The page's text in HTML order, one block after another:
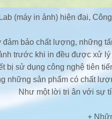
(máy in ảnh) hiện đại,
bảo chất lượng, những
trước khi in đều được xử
bị sử dụng công nghệ tiên
những sản phẩm có chất
Như một lời tri ân với sự
+